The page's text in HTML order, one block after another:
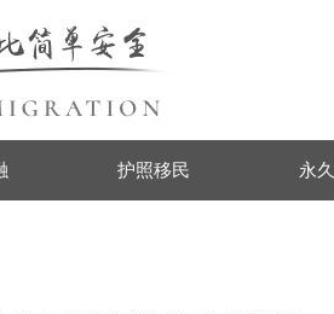
护照移民 永